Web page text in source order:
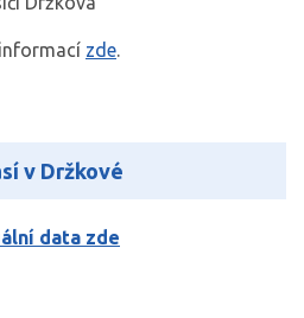
zde.
v Držkové
data zde